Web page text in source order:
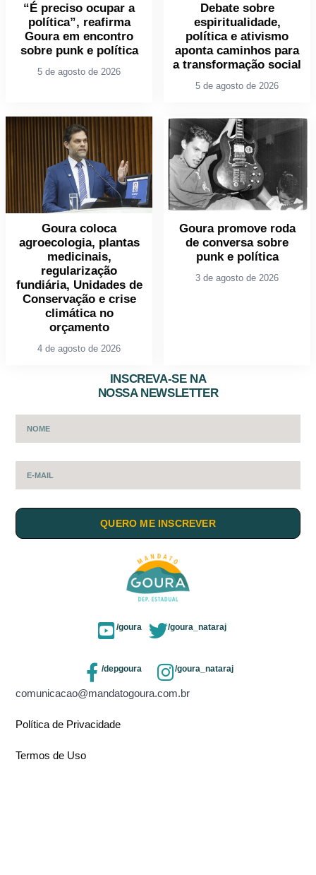
“É preciso ocupar a
política”, reafirma
Goura em encontro
sobre punk e política
5 de agosto de 2026
Debate sobre
espiritualidade,
política e ativismo
aponta caminhos para
a transformação social
5 de agosto de 2026
Goura coloca
agroecologia, plantas
medicinais,
regularização
fundiária, Unidades de
Conservação e crise
climática no
orçamento
4 de agosto de 2026
Goura promove roda
de conversa sobre
punk e política
3 de agosto de 2026
INSCREVA-SE NA
NOSSA NEWSLETTER
QUERO ME INSCREVER
/goura /goura_nataraj
/depgoura /goura_nataraj
comunicacao@mandatogoura.com.br
Política de Privacidade
Termos de Uso